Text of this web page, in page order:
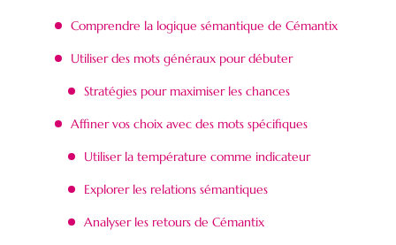
Comprendre la logique sémantique de Cémantix
Utiliser des mots généraux pour débuter
Stratégies pour maximiser les chances
Affiner vos choix avec des mots spécifiques
Utiliser la température comme indicateur
Explorer les relations sémantiques
Analyser les retours de Cémantix